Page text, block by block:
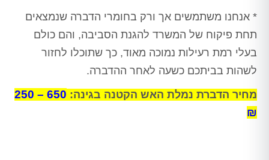
* אנחנו משתמשים אך ורק בחומרי הדברה שנמצאים
תחת פיקוח של המשרד להגנת הסביבה, והם כולם
בעלי רמת רעילות נמוכה מאוד, כך שתוכלו לחזור
לשהות בביתכם כשעה לאחר ההדברה.
מחיר הדברת נמלת האש הקטנה בגינה:
650 – 250
₪